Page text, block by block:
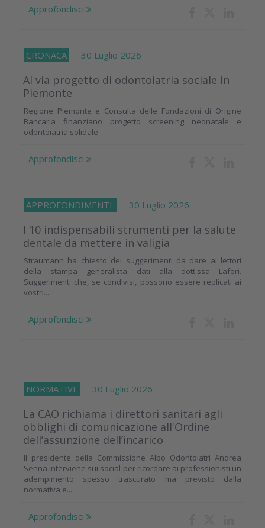
Approfondisci
CRONACA 30 Luglio 2026
Al via progetto di odontoiatria sociale in
Piemonte
Regione Piemonte e Consulta delle Fondazioni di Origine
Bancaria finanziano progetto screening neonatale e
odontoiatria solidale
Approfondisci
APPROFONDIMENTI 30 Luglio 2026
I 10 indispensabili strumenti per la salute
dentale da mettere in valigia
Straumann ha chiesto dei suggerimenti da dare ai lettori
della stampa generalista dati alla dott.ssa Laforì.
Suggerimenti che, se condivisi, possono essere replicati ai
vostri...
Approfondisci
NORMATIVE 30 Luglio 2026
La CAO richiama i direttori sanitari agli
obblighi di comunicazione all'Ordine
dell’assunzione dell’incarico
Il presidente della Commissione Albo Odontoiatri Andrea
Senna interviene sui social per ricordare ai professionisti un
adempimento spesso trascurato ma previsto dalla
normativa e...
Approfondisci